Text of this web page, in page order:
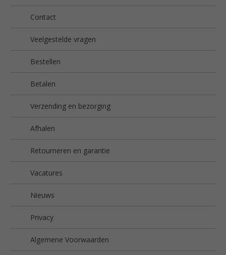
Contact
Veelgestelde vragen
Bestellen
Betalen
Verzending en bezorging
Afhalen
Retourneren en garantie
Vacatures
Nieuws
Privacy
Algemene Voorwaarden